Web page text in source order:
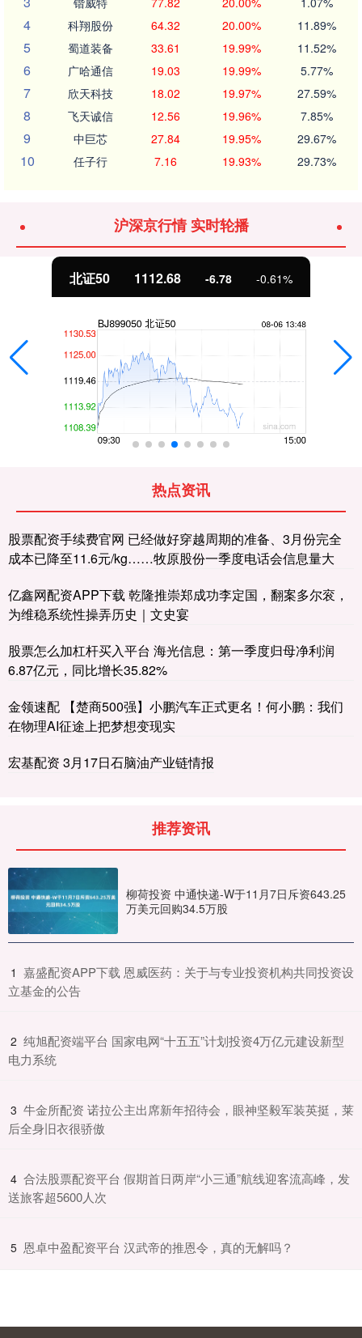
4 科翔股份 64.32 20.00% 11.89%
5 蜀道装备 33.61 19.99% 11.52%
6 广哈通信 19.03 19.99% 5.77%
7 欣天科技 18.02 19.97% 27.59%
8 飞天诚信 12.56 19.96% 7.85%
9 中巨芯 27.84 19.95% 29.67%
10 任子行 7.16 19.93% 29.73%
沪深京行情 实时轮播
北证50 1112.68 -6.78 -0.61%
热点资讯
股票配资手续费官网 已经做好穿越周期的准备、3月份完全
成本已降至11.6元/kg……牧原股份一季度电话会信息量大
亿鑫网配资APP下载 乾隆推崇郑成功李定国，翻案多尔衮，
为维稳系统性操弄历史｜文史宴
股票怎么加杠杆买入平台 海光信息：第一季度归母净利润
6.87亿元，同比增长35.82%
金领速配 【楚商500强】小鹏汽车正式更名！何小鹏：我们
在物理AI征途上把梦想变现实
宏基配资 3月17日石脑油产业链情报
推荐资讯
柳荷投资 中通快递-W于11月7日斥资643.25
万美元回购34.5万股
1 ​嘉盛配资APP下载 恩威医药：关于与专业投资机构共同投资设
立基金的公告
2 ​纯旭配资端平台 国家电网“十五五”计划投资4万亿元建设新型
电力系统
3 ​牛金所配资 诺拉公主出席新年招待会，眼神坚毅军装英挺，莱
后全身旧衣很骄傲
4 ​合法股票配资平台 假期首日两岸“小三通”航线迎客流高峰，发
送旅客超5600人次
5 ​恩卓中盈配资平台 汉武帝的推恩令，真的无解吗？